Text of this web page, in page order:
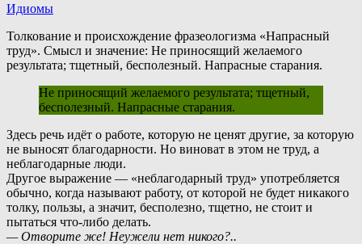
Идиомы
Толкование и происхождение фразеологизма «Напрасный
труд». Смысл и значение: Не приносящий желаемого
результата; тщетный, бесполезный. Напрасные старания.
Не приносящий желаемого результата; тщетный,
бесполезный. Напрасные старания.
Здесь речь идёт о работе, которую не ценят другие, за которую
не выносят благодарности. Но виноват в этом не труд, а
неблагодарные люди.
Другое выражение — «неблагодарный труд» употребляется
обычно, когда называют работу, от которой не будет никакого
толку, пользы, а значит, бесполезно, тщетно, не стоит и
пытаться что-либо делать.
— Отворите же! Неужели нет никого?..